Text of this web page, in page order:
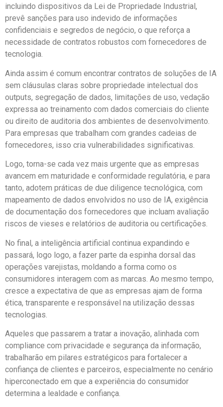
incluindo dispositivos da Lei de Propriedade Industrial,
prevê sanções para uso indevido de informações
confidenciais e segredos de negócio, o que reforça a
necessidade de contratos robustos com fornecedores de
tecnologia.
Ainda assim é comum encontrar contratos de soluções de IA
sem cláusulas claras sobre propriedade intelectual dos
outputs, segregação de dados, limitações de uso, vedação
expressa ao treinamento com dados comerciais do cliente
ou direito de auditoria dos ambientes de desenvolvimento.
Para empresas que trabalham com grandes cadeias de
fornecedores, isso cria vulnerabilidades significativas.
Logo, torna-se cada vez mais urgente que as empresas
avancem em maturidade e conformidade regulatória, e para
tanto, adotem práticas de due diligence tecnológica, com
mapeamento de dados envolvidos no uso de IA, exigência
de documentação dos fornecedores que incluam avaliação
riscos de vieses e relatórios de auditoria ou certificações.
No final, a inteligência artificial continua expandindo e
passará, logo logo, a fazer parte da espinha dorsal das
operações varejistas, moldando a forma como os
consumidores interagem com as marcas. Ao mesmo tempo,
cresce a expectativa de que as empresas ajam de forma
ética, transparente e responsável na utilização dessas
tecnologias.
Aqueles que passarem a tratar a inovação, alinhada com
compliance com privacidade e segurança da informação,
trabalharão em pilares estratégicos para fortalecer a
confiança de clientes e parceiros, especialmente no cenário
hiperconectado em que a experiência do consumidor
determina a lealdade e confiança.